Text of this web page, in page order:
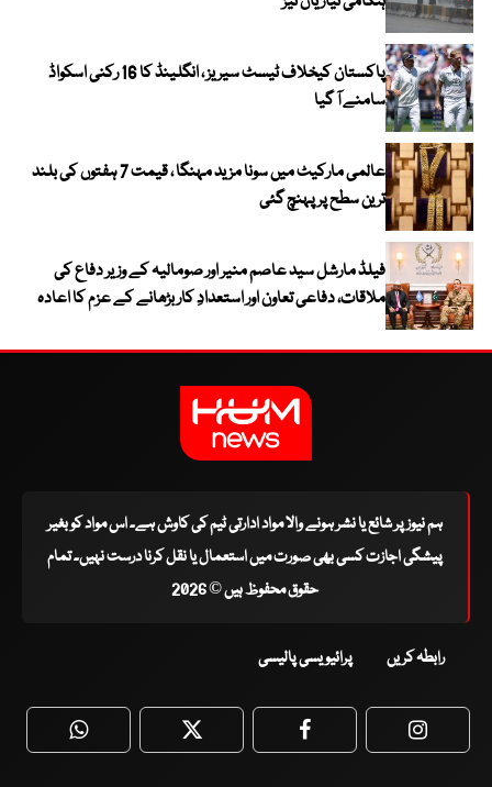
پاکستان کیخلاف ٹیسٹ سیریز ، انگلینڈ کا 16 رکنی اسکواڈ
سامنے آ گیا
عالمی مارکیٹ میں سونا مزید مہنگا ، قیمت 7 ہفتوں کی بلند
ترین سطح پر پہنچ گئی
فیلڈ مارشل سید عاصم منیر اور صومالیہ کے وزیر دفاع کی
ملاقات، دفاعی تعاون اور استعدادِ کار بڑھانے کے عزم کا اعادہ
ہم نیوز پر شائع یا نشر ہونے والا مواد ادارتی ٹیم کی کاوش ہے۔ اس مواد کو بغیر
پیشگی اجازت کسی بھی صورت میں استعمال یا نقل کرنا درست نہیں۔ تمام
حقوق محفوظ ہیں © 2026
رابطہ کریں پرائیویسی پالیسی
WhatsApp Twitter Facebook